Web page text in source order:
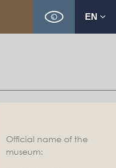
EN
Official name of the
museum: